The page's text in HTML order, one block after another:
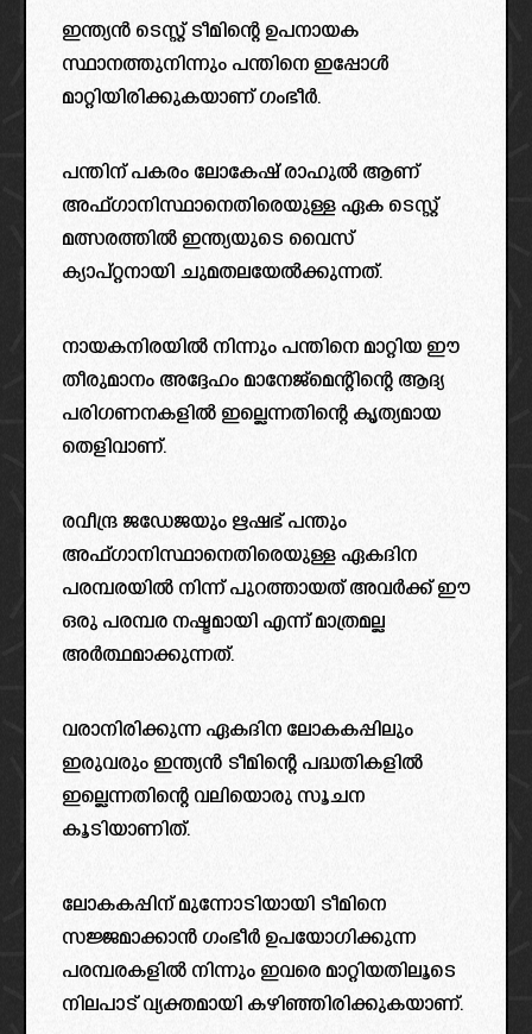
ഇന്ത്യൻ ടെസ്റ്റ് ടീമിന്റെ ഉപനായക
സ്ഥാനത്തുനിന്നും പന്തിനെ ഇപ്പോൾ
മാറ്റിയിരിക്കുകയാണ് ഗംഭീർ.
പന്തിന് പകരം ലോകേഷ് രാഹുൽ ആണ്
അഫ്ഗാനിസ്ഥാനെതിരെയുള്ള ഏക ടെസ്റ്റ്
മത്സരത്തിൽ ഇന്ത്യയുടെ വൈസ്
ക്യാപ്റ്റനായി ചുമതലയേൽക്കുന്നത്.
നായകനിരയിൽ നിന്നും പന്തിനെ മാറ്റിയ ഈ
തീരുമാനം അദ്ദേഹം മാനേജ്മെന്റിന്റെ ആദ്യ
പരിഗണനകളിൽ ഇല്ലെന്നതിന്റെ കൃത്യമായ
തെളിവാണ്.
രവീന്ദ്ര ജഡേജയും ഋഷഭ് പന്തും
അഫ്ഗാനിസ്ഥാനെതിരെയുള്ള ഏകദിന
പരമ്പരയിൽ നിന്ന് പുറത്തായത് അവർക്ക് ഈ
ഒരു പരമ്പര നഷ്ടമായി എന്ന് മാത്രമല്ല
അർത്ഥമാക്കുന്നത്.
വരാനിരിക്കുന്ന ഏകദിന ലോകകപ്പിലും
ഇരുവരും ഇന്ത്യൻ ടീമിന്റെ പദ്ധതികളിൽ
ഇല്ലെന്നതിന്റെ വലിയൊരു സൂചന
കൂടിയാണിത്.
ലോകകപ്പിന് മുന്നോടിയായി ടീമിനെ
സജ്ജമാക്കാൻ ഗംഭീർ ഉപയോഗിക്കുന്ന
പരമ്പരകളിൽ നിന്നും ഇവരെ മാറ്റിയതിലൂടെ
നിലപാട് വ്യക്തമായി കഴിഞ്ഞിരിക്കുകയാണ്.